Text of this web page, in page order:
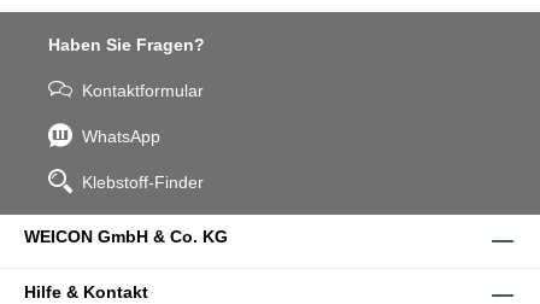
Haben Sie Fragen?
Kontaktformular
WhatsApp
Klebstoff-Finder
WEICON GmbH & Co. KG
Hilfe & Kontakt